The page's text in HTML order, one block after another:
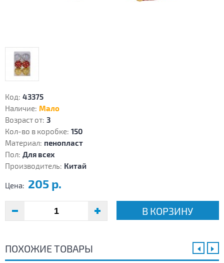
Код: 43375
Наличие: Мало
Возраст от: 3
Кол-во в коробке: 150
Материал: пенопласт
Пол: Для всех
Производитель: Китай
Цена: 205 р.
В КОРЗИНУ
ПОХОЖИЕ ТОВАРЫ